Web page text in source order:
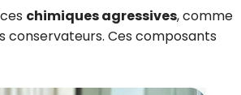
chimiques agressives, comme
conservateurs. Ces composants
Ainsi que la newsletter
CROQ.